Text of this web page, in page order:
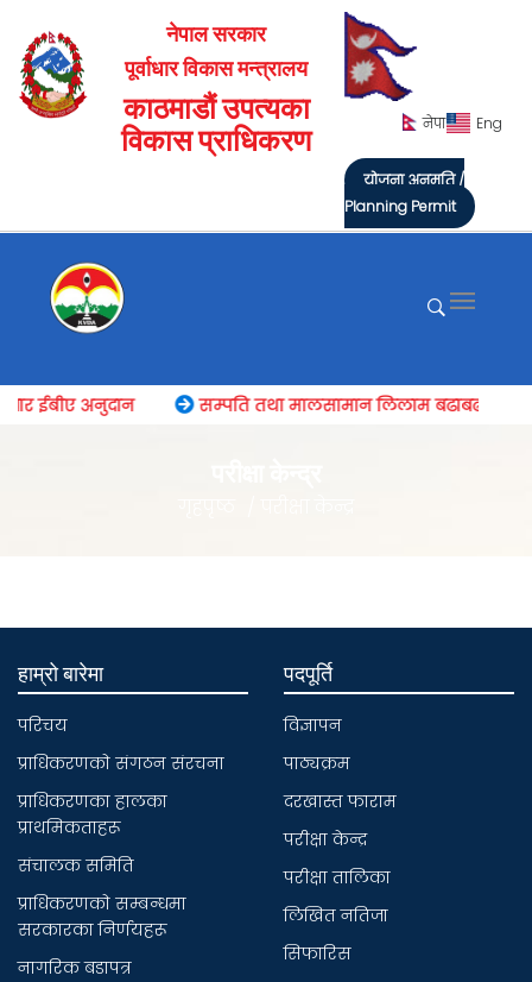
नेपाल सरकार
पूर्वाधार विकास मन्त्रालय
काठमाडौं उपत्यका
विकास प्राधिकरण
नेपा Eng
योजना अनुमति /
Planning Permit
ईबीए अनुदान सम्पति तथा मालसामान लिलाम बढाबढको
हाम्रो बारेमा
परिचय
प्राधिकरणकाे संगठन संरचना
प्राधिकरणका हालका
प्राथमिकताहरू
संचालक समिति
प्राधिकरणकाे सम्बन्धमा
सरकारका निर्णयहरू
नागरिक बडापत्र
पदपूर्ति
विज्ञापन
पाठ्यक्रम
दरखास्त फाराम
परीक्षा केन्द्र
परीक्षा तालिका
लिखित नतिजा
सिफारिस